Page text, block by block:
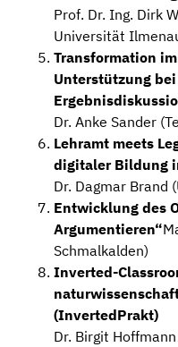
Prof. Dr. Ing. Dirk
Universität
Transformation
Unterstützung
Dr. Anke Sander
Lehramt meets
digitaler Bildung
Dr. Dagmar Brand
Entwicklung des
Argumentieren“
Schmalkalden)
Inverted-
(InvertedPrakt)
Dr. Birgit